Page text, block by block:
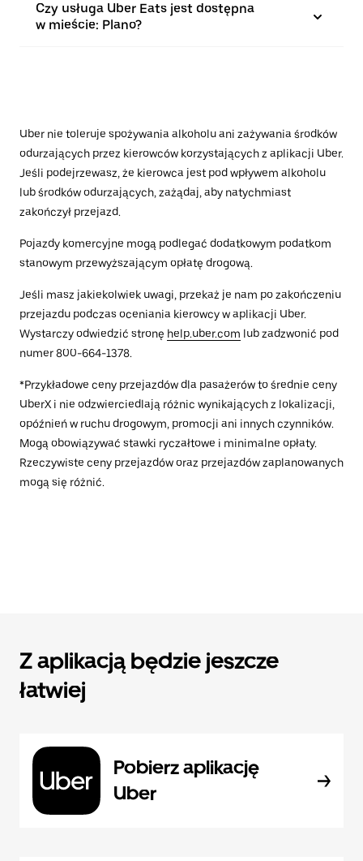
Czy usługa Uber Eats jest dostępna
w mieście: Plano?
Uber nie toleruje spożywania alkoholu ani zażywania środków
odurzających przez kierowców korzystających z aplikacji Uber.
Jeśli podejrzewasz, że kierowca jest pod wpływem alkoholu
lub środków odurzających, zażądaj, aby natychmiast
zakończył przejazd.
Pojazdy komercyjne mogą podlegać dodatkowym podatkom
stanowym przewyższającym opłatę drogową.
Jeśli masz jakiekolwiek uwagi, przekaż je nam po zakończeniu
przejazdu podczas oceniania kierowcy w aplikacji Uber.
Wystarczy odwiedzić stronę help.uber.com lub zadzwonić pod
numer 800-664-1378.
*Przykładowe ceny przejazdów dla pasażerów to średnie ceny
UberX i nie odzwierciedlają różnic wynikających z lokalizacji,
opóźnień w ruchu drogowym, promocji ani innych czynników.
Mogą obowiązywać stawki ryczałtowe i minimalne opłaty.
Rzeczywiste ceny przejazdów oraz przejazdów zaplanowanych
mogą się różnić.
Z aplikacją będzie jeszcze
łatwiej
Pobierz aplikację
Uber